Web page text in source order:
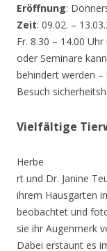
Eröffnung:
Zeit: 09.02. –
Fr. 8.30 – 14.00
oder Seminare
behindert werden
Besuch
Vielfältige
Herbe
rt und Dr. Janine
ihrem Hausgarten
beobachtet und
sie ihr Augenmerk
Dabei erstaunt es